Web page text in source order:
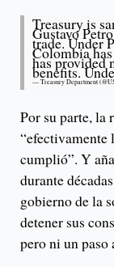
Treasury is
Gustavo
trade. Under
Colombia
has provided
benefits.
— Treasury Department
Por su parte, la
“efectivamente
cumplió”. Y
durante
gobierno de la
detener sus
pero ni un paso